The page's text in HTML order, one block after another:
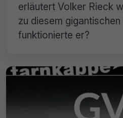
erläutert Volker Rieck
zu diesem
funktionierte er?